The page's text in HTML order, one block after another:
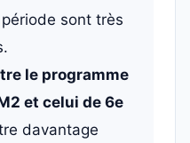
sont très
le programme
et celui de 6e
davantage